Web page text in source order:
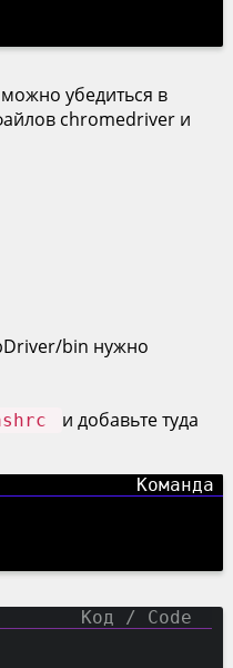
убедиться в
chromedriver и
bin нужно
и добавьте туда